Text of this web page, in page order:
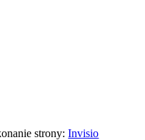
strony:Invisio